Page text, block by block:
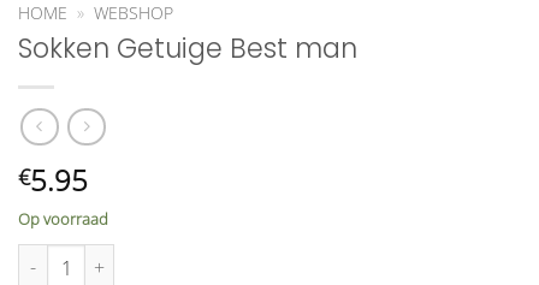
HOME » WEBSHOP
Sokken Getuige Best man
€5.95
Op voorraad
Sokken Getuige Best man aantal